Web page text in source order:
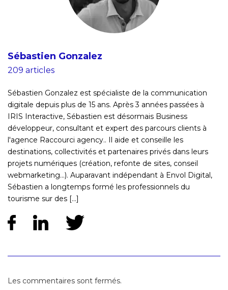
Sébastien Gonzalez
209 articles
Sébastien Gonzalez est spécialiste de la communication
digitale depuis plus de 15 ans. Après 3 années passées à
IRIS Interactive, Sébastien est désormais Business
développeur, consultant et expert des parcours clients à
l'agence Raccourci agency.. Il aide et conseille les
destinations, collectivités et partenaires privés dans leurs
projets numériques (création, refonte de sites, conseil
webmarketing...). Auparavant indépendant à Envol Digital,
Sébastien a longtemps formé les professionnels du
tourisme sur des [...]
Les commentaires sont fermés.